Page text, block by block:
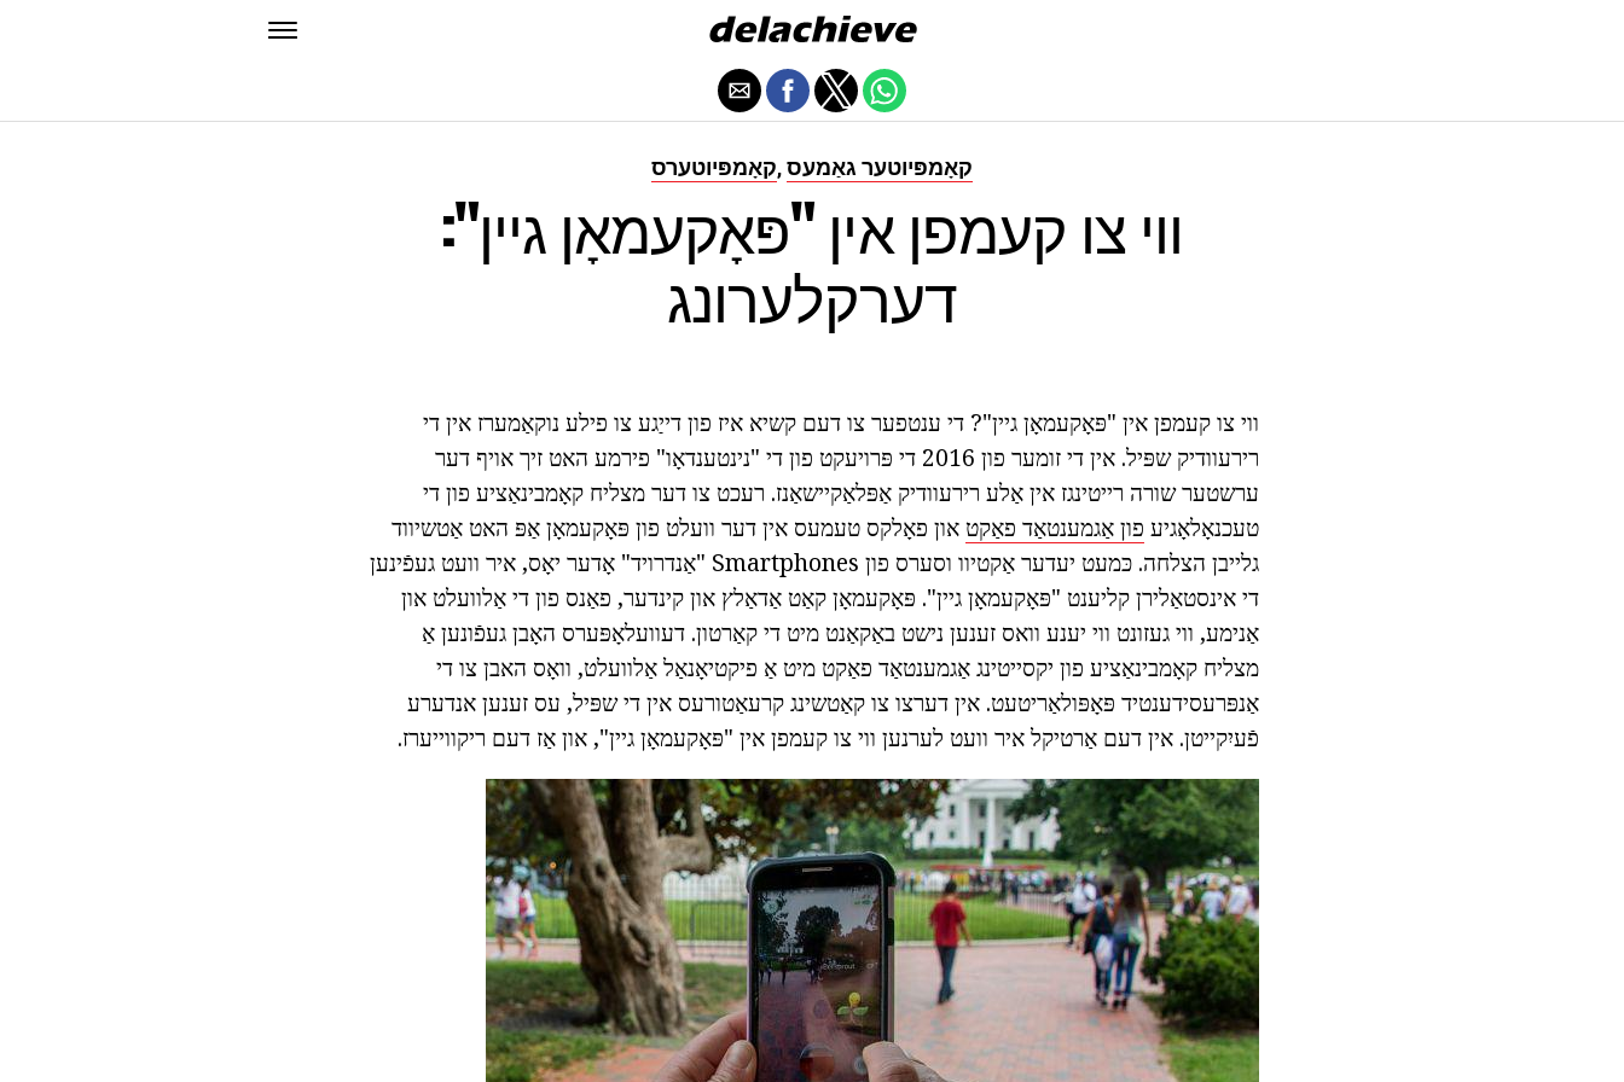
קאָמפּיוטערס, קאָמפּיוטער גאַמעס
ווי צו קעמפן אין "פּאָקעמאָן גיין":
דערקלערונג
ווי צו קעמפן אין "פּאָקעמאָן גיין"? די ענטפער צו דעם קשיא איז פון דייַגע צו פילע נוקאַמערז אין די
רירעוודיק שפּיל. אין די זומער פון 2016 די פּרויעקט פון די "נינטענדאָו" פירמע האט זיך אויף דער
ערשטער שורה רייטינגז אין אַלע רירעוודיק אַפּלאַקיישאַנז. רעכט צו דער מצליח קאָמבינאַציע פון די
טעכנאָלאָגיע פון אַגמענטאַד פאַקטאון פאָלקס טעמעס אין דער וועלט פון פּאָקעמאָן אַפּ האט אַטשיווד
גלייבן הצלחה. כּמעט יעדער אַקטיוו וסערס פון Smartphones "אַנדרויד" אָדער יאָס, איר וועט געפֿינען
די אינסטאַלירן קליענט "פּאָקעמאָן גיין". פּאָקעמאָן קאַט אַדאַלץ און קינדער, פאַנס פון די אַלוועלט און
אַנימע, ווי געזונט ווי יענע וואס זענען נישט באַקאַנט מיט די קאַרטון. דעוועלאָפּערס האָבן געפֿונען אַ
מצליח קאָמבינאַציע פון יקסייטינג אַגמענטאַד פאַקט מיט אַ פיקטיאָנאַל אַלוועלט, וואָס האבן צו די
אַנפּרעסידענטיד פּאָפּולאַריטעט. אין דערצו צו קאַטשינג קרעאַטורעס אין די שפּיל, עס זענען אנדערע
פֿעיִקייטן. אין דעם אַרטיקל איר וועט לערנען ווי צו קעמפן אין "פּאָקעמאָן גיין", און אַז דעם ריקווייערז.